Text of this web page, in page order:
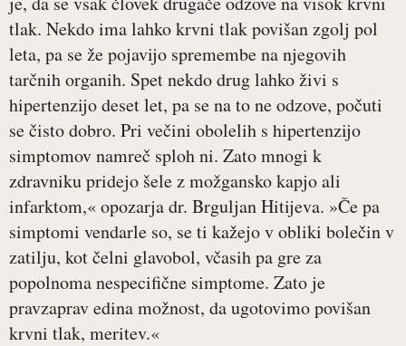
tlak. Nekdo ima lahko krvni tlak povišan zgolj pol
leta, pa se že pojavijo spremembe na njegovih
tarčnih organih. Spet nekdo drug lahko živi s
hipertenzijo deset let, pa se na to ne odzove, počuti
se čisto dobro. Pri večini obolelih s hipertenzijo
simptomov namreč sploh ni. Zato mnogi k
zdravniku pridejo šele z možgansko kapjo ali
infarktom,« opozarja dr. Brguljan Hitijeva. »Če pa
simptomi vendarle so, se ti kažejo v obliki bolečin v
zatilju, kot čelni glavobol, včasih pa gre za
popolnoma nespecifične simptome. Zato je
pravzaprav edina možnost, da ugotovimo povišan
krvni tlak, meritev.«